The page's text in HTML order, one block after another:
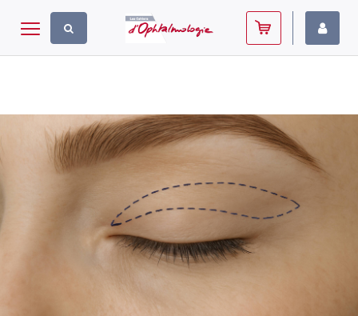
Toggle navigation
Panneau de gestion des cookies